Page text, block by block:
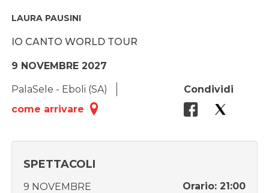
LAURA PAUSINI
IO CANTO WORLD TOUR
9 NOVEMBRE 2027
PalaSele - Eboli (SA)
come arrivare
Condividi
SPETTACOLI
9 NOVEMBRE
Orario: 21:00